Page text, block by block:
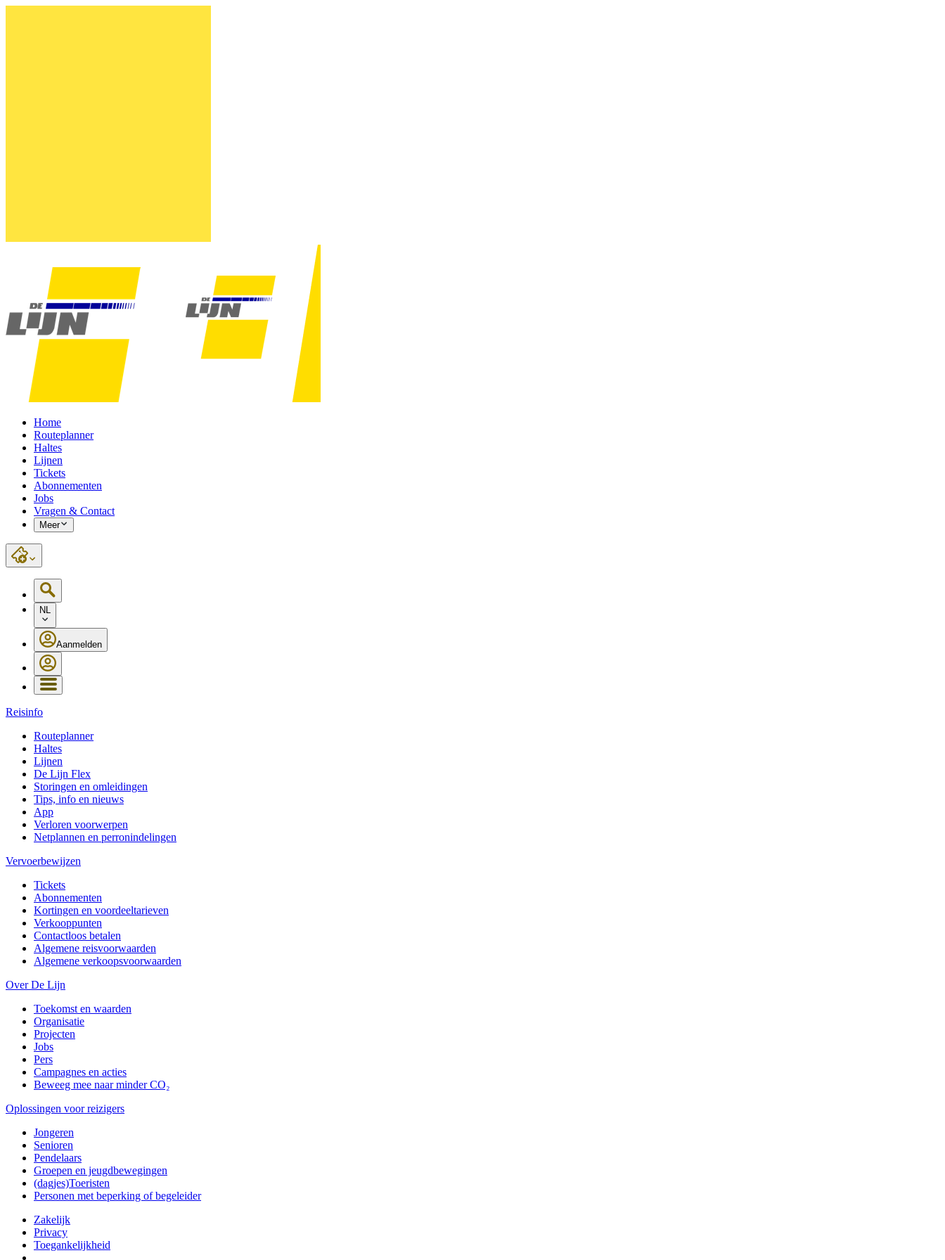
Home
Routeplanner
Haltes
Lijnen
Tickets
Abonnementen
Jobs
Vragen & Contact
Meer
NL
Aanmelden
Reisinfo
Routeplanner
Haltes
Lijnen
De Lijn Flex
Storingen en omleidingen
Tips, info en nieuws
App
Verloren voorwerpen
Netplannen en perronindelingen
Vervoerbewijzen
Tickets
Abonnementen
Kortingen en voordeeltarieven
Verkooppunten
Contactloos betalen
Algemene reisvoorwaarden
Algemene verkoopsvoorwaarden
Over De Lijn
Toekomst en waarden
Organisatie
Projecten
Jobs
Pers
Campagnes en acties
Beweeg mee naar minder CO₂
Oplossingen voor reizigers
Jongeren
Senioren
Pendelaars
Groepen en jeugdbewegingen
(dagjes)Toeristen
Personen met beperking of begeleider
Zakelijk
Privacy
Toegankelijkheid